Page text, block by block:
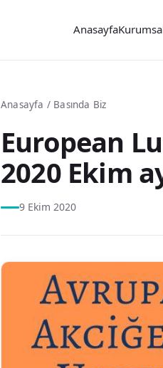
Anasayfa
Anasayfa / Basında Biz
European
2020 Ekim
9 Ekim 2020